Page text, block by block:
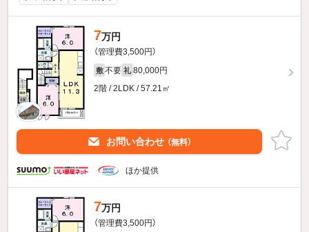
7万円
（管理費3,500円）
敷 不要 礼 80,000円
2階 / 2LDK / 57.21㎡
お問い合わせ （無料）
ほか提供
7万円
（管理費3,500円）